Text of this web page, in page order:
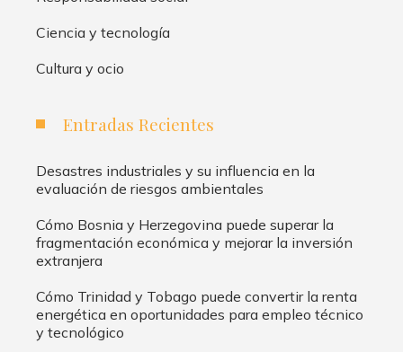
Ciencia y tecnología
Cultura y ocio
Entradas Recientes
Desastres industriales y su influencia en la
evaluación de riesgos ambientales
Cómo Bosnia y Herzegovina puede superar la
fragmentación económica y mejorar la inversión
extranjera
Cómo Trinidad y Tobago puede convertir la renta
energética en oportunidades para empleo técnico
y tecnológico